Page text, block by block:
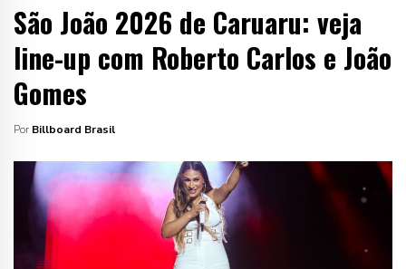
São João 2026 de Caruaru: veja
line-up com Roberto Carlos e João
Gomes
Por Billboard Brasil